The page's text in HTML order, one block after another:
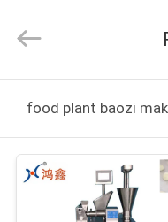
MAISON
PRODUITS
Food
Machinery
All
Reserved.food plant baozi